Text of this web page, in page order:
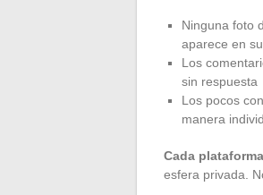
Ninguna foto
aparece en
Los
sin respuesta
Los pocos
manera
Cada
esfera privada.